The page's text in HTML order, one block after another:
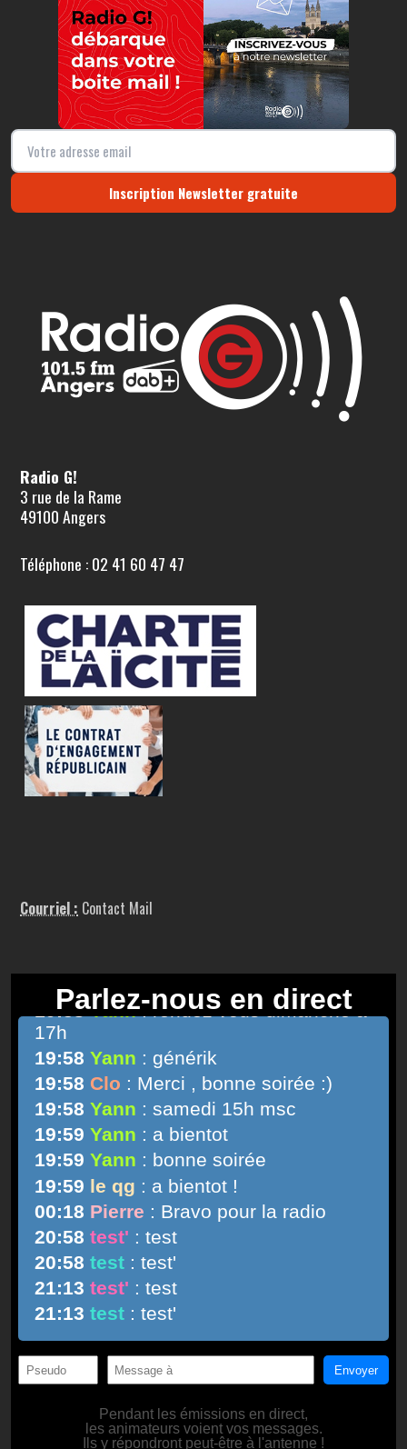
Inscription Newsletter gratuite
Radio G!
3 rue de la Rame
49100 Angers
Téléphone : 02 41 60 47 47
Courriel : Contact Mail